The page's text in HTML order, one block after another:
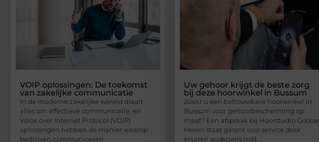
VOIP oplossingen: De toekomst
van zakelijke communicatie
In de moderne zakelijke wereld draait
alles om effectieve communicatie, en
Voice over Internet Protocol (VOIP)
oplossingen hebben de manier waarop
bedrijven communiceren
Uw gehoor krijgt de beste zorg
bij deze hoorwinkel in Bussum
Zoekt u een betrouwbare hoorwinkel in
Bussum voor gehoorbescherming op
maat? Een afspraak bij Hoorstudio Gooise
Meren staat garant voor service door
ervaren audiciens met